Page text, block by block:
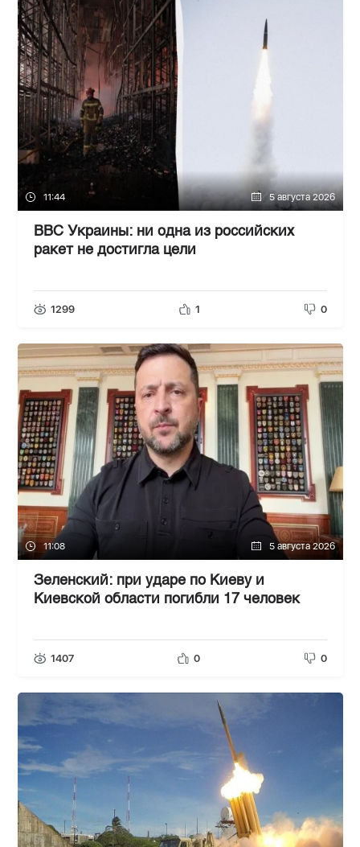
11:44 5 августа 2026
ВВС Украины: ни одна из российских
ракет не достигла цели
1299 1 0
11:08 5 августа 2026
Зеленский: при ударе по Киеву и
Киевской области погибли 17 человек
1407 0 0